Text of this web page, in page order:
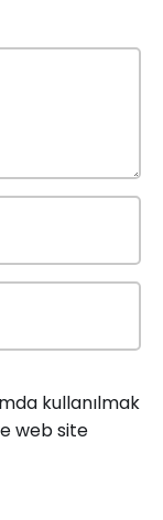
kullanılmak
web site